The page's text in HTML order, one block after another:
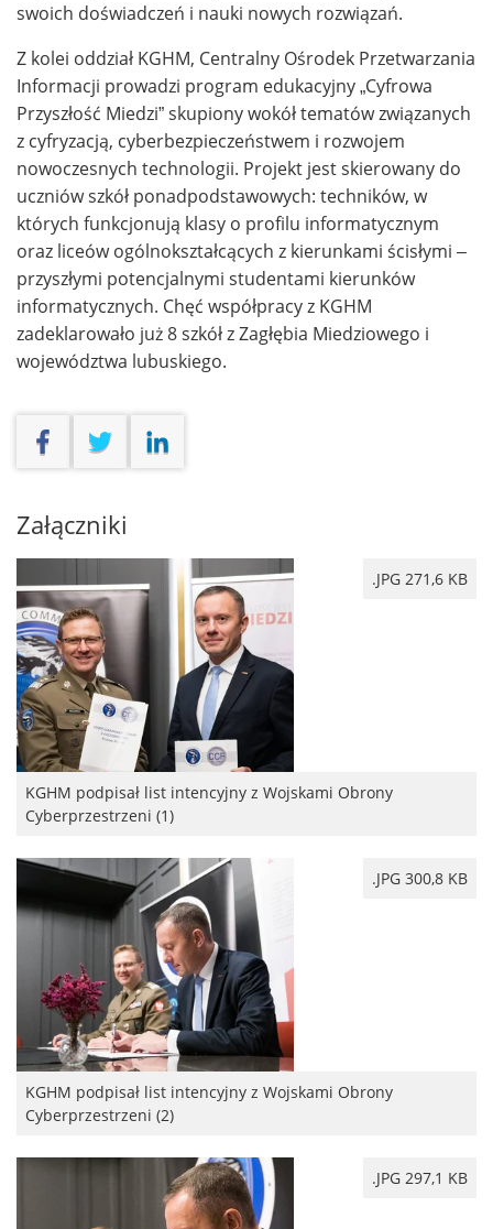
swoich doświadczeń i nauki nowych rozwiązań.
Z kolei oddział KGHM, Centralny Ośrodek Przetwarzania
Informacji prowadzi program edukacyjny „Cyfrowa
Przyszłość Miedzi” skupiony wokół tematów związanych
z cyfryzacją, cyberbezpieczeństwem i rozwojem
nowoczesnych technologii. Projekt jest skierowany do
uczniów szkół ponadpodstawowych: techników, w
których funkcjonują klasy o profilu informatycznym
oraz liceów ogólnokształcących z kierunkami ścisłymi –
przyszłymi potencjalnymi studentami kierunków
informatycznych. Chęć współpracy z KGHM
zadeklarowało już 8 szkół z Zagłębia Miedziowego i
województwa lubuskiego.
Załączniki
.JPG 271,6 KB
KGHM podpisał list intencyjny z Wojskami Obrony
Cyberprzestrzeni (1)
.JPG 300,8 KB
KGHM podpisał list intencyjny z Wojskami Obrony
Cyberprzestrzeni (2)
.JPG 297,1 KB